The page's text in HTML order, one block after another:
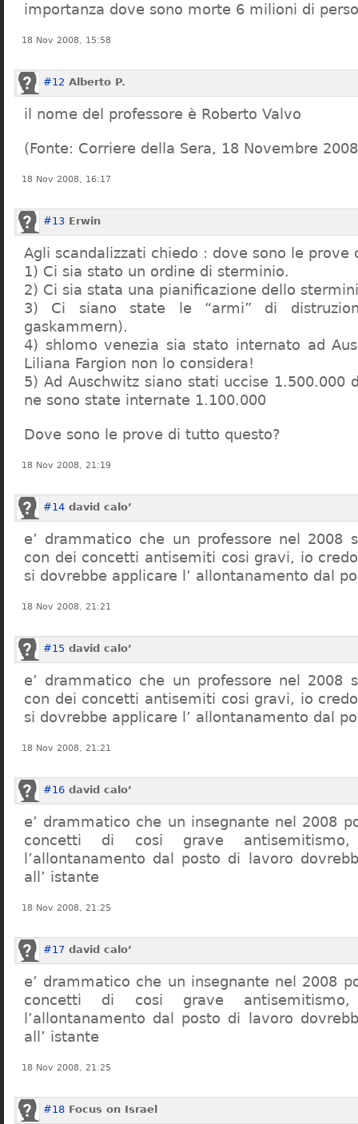
importanza dove sono morte 6 milioni di
18 Nov 2008, 15:58
#12 Alberto P.
il nome del professore è Roberto Valvo
(Fonte: Corriere della Sera, 18 Novembre
18 Nov 2008, 16:17
#13 Erwin
Agli scandalizzati chiedo : dove sono le prove
1) Ci sia stato un ordine di sterminio.
2) Ci sia stata una pianificazione dello
3) Ci siano state le “armi” di
gaskammern).
4) shlomo venezia sia stato internato ad
Liliana Fargion non lo considera!
5) Ad Auschwitz siano stati uccise 1.500.000
ne sono state internate 1.100.000
Dove sono le prove di tutto questo?
18 Nov 2008, 21:19
#14 david calo’
e’ drammatico che un professore nel 2008
con dei concetti antisemiti cosi gravi, io
si dovrebbe applicare l’ allontanamento dal
18 Nov 2008, 21:21
#15 david calo’
e’ drammatico che un professore nel 2008
con dei concetti antisemiti cosi gravi, io
si dovrebbe applicare l’ allontanamento dal
18 Nov 2008, 21:21
#16 david calo’
e’ drammatico che un insegnante nel 2008
concetti di cosi grave
l’allontanamento dal posto di lavoro
all’ istante
18 Nov 2008, 21:25
#17 david calo’
e’ drammatico che un insegnante nel 2008
concetti di cosi grave
l’allontanamento dal posto di lavoro
all’ istante
18 Nov 2008, 21:25
#18 Focus on Israel